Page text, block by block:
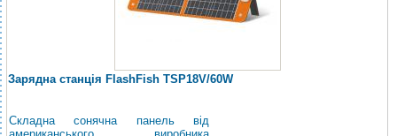
Зарядна станція FlashFish TSP18V/60W
Складна сонячна панель від